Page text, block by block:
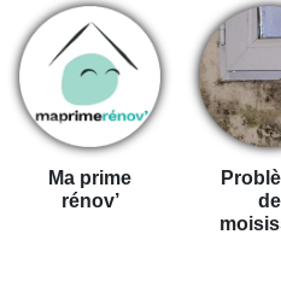
Ma prime
rénov’
de